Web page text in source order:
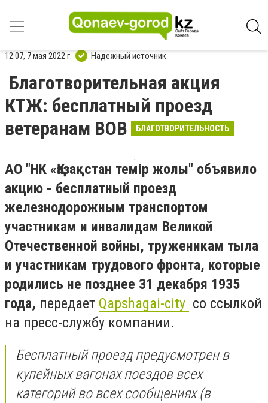
12:07, 7 мая 2022 г. Надежный источник
Благотворительная акция
КТЖ: бесплатный проезд
ветеранам ВОВ
БЛАГОТВОРИТЕЛЬНОСТЬ
АО "НК «Қазақстан темір жолы" объявило
акцию - бесплатный проезд
железнодорожным транспортом
участникам и инвалидам Великой
Отечественной войны, труженикам тыла
и участникам трудового фронта, которые
родились не позднее 31 декабря 1935
года, передает Qapshagai-city со ссылкой
на пресс-службу компании.
Бесплатный проезд предусмотрен в
купейных вагонах поездов всех
категорий во всех сообщениях (в